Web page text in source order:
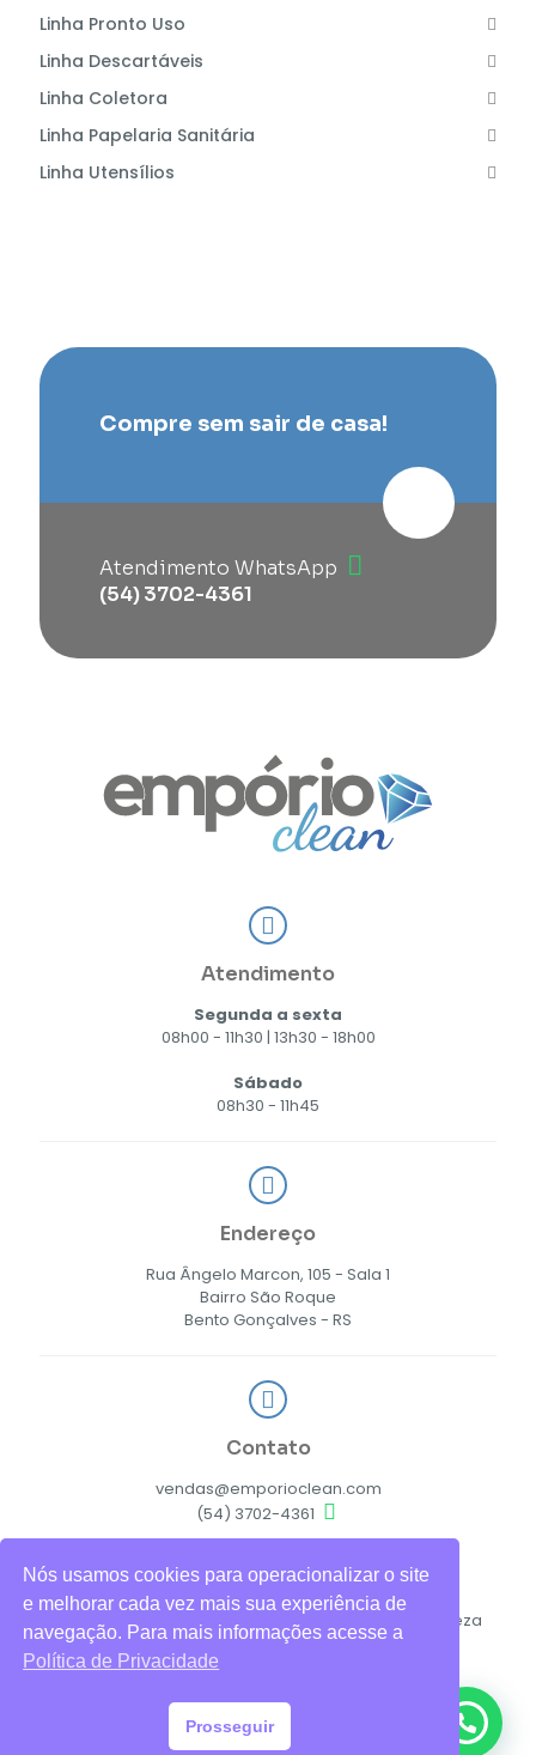
Linha Pronto Uso
Linha Descartáveis
Linha Coletora
Linha Papelaria Sanitária
Linha Utensílios
Compre sem sair de casa!
Atendimento WhatsApp
(54) 3702-4361
Atendimento
Segunda a sexta
08h00 - 11h30 | 13h30 - 18h00
Sábado
08h30 - 11h45
Endereço
Rua Ângelo Marcon, 105 - Sala 1
Bairro São Roque
Bento Gonçalves - RS
Contato
vendas@emporioclean.com
(54) 3702-4361
© 2026 Empório Clean Soluções em Higiene e Limpeza
Ltda.
Política de Privacidade
Nós usamos cookies para operacionalizar o site
e melhorar cada vez mais sua experiência de
navegação. Para mais informações acesse a
Política de Privacidade
Prosseguir